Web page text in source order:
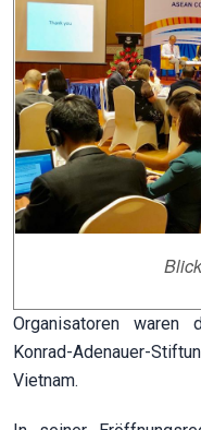
Organisatoren waren
Konrad-Adenauer-
Vietnam.